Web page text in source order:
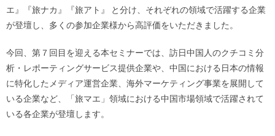
エ』『旅ナカ』『旅アト』 と分け、それぞれの領域で活躍する企業
が登壇し、多くの参加企業様から高評価をいただきました。
今回、第７回目を迎える本セミナーでは、訪日中国人のクチコミ分
析・レポーティングサービス提供企業や、中国における日本の情報
に特化したメディア運営企業、海外マーケティング事業を展開して
いる企業など、「旅マエ」領域における中国市場領域で活躍されて
いる各企業が登壇します。